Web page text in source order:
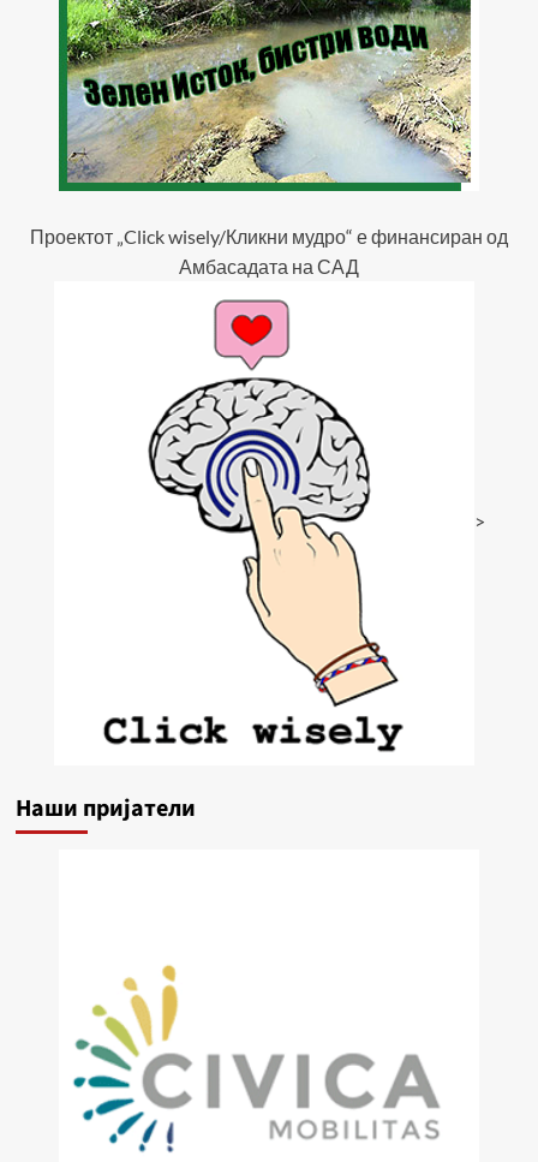
Проектот „Click wisely/Кликни мудро“ е финансиран од
Амбасадата на САД
>
Наши пријатели